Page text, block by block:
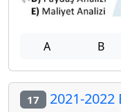
A B
17 2021-2022